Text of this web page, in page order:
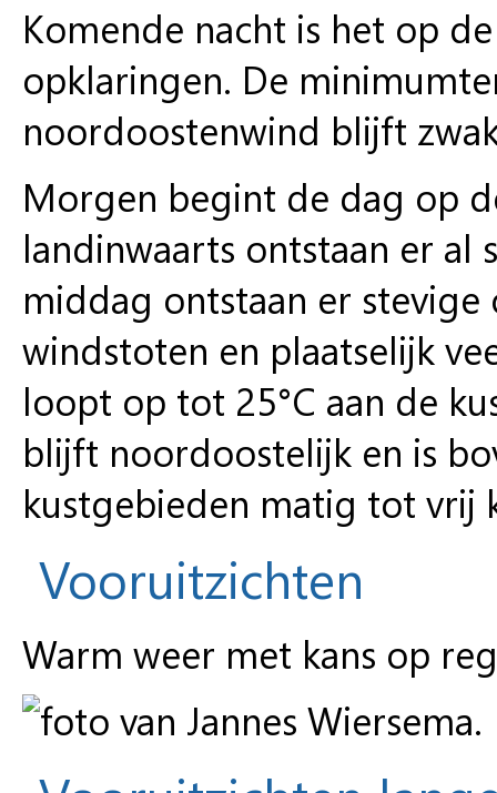
Komende nacht is het op
opklaringen. De
noordoostenwind blijft
Morgen begint de dag op
landinwaarts ontstaan er al
middag ontstaan er stevige
windstoten en plaatselijk
loopt op tot 25°C aan de
blijft noordoostelijk en is
kustgebieden matig tot vrij
Vooruitzichten
Warm weer met kans op